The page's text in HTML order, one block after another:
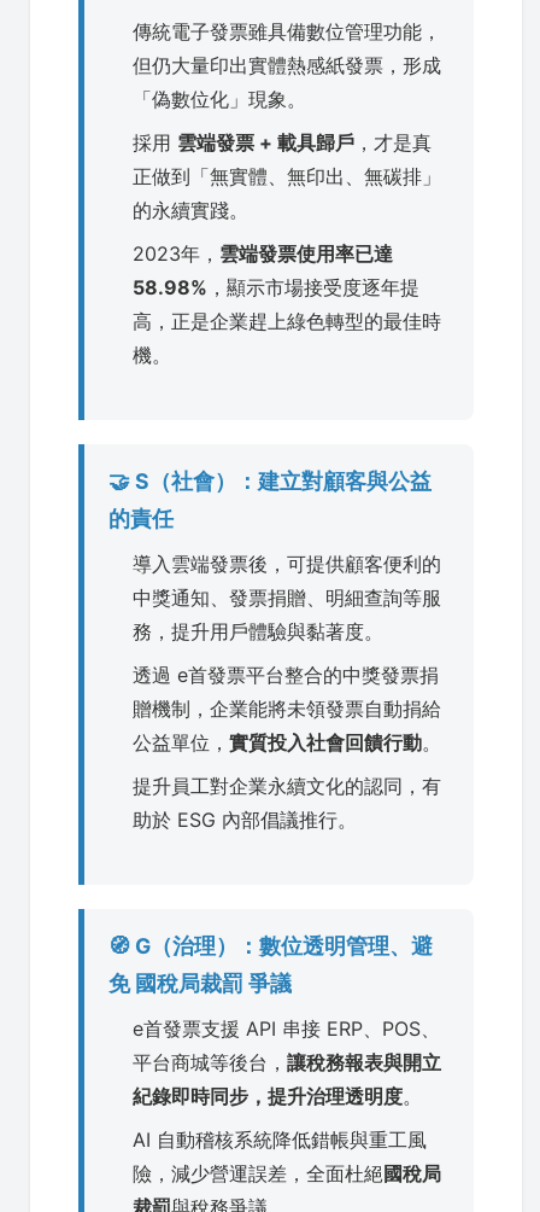
傳統電子發票雖具備數位管理功能，
但仍大量印出實體熱感紙發票，形成
「偽數位化」現象。
採用 雲端發票 + 載具歸戶 ，才是真
正做到「無實體、無印出、無碳排」
的永續實踐。
2023年， 雲端發票使用率已達
58.98% ，顯示市場接受度逐年提
高，正是企業趕上綠色轉型的最佳時
機。
🤝 S（社會）：建立對顧客與公益
的責任
導入雲端發票後，可提供顧客便利的
中獎通知、發票捐贈、明細查詢等服
務，提升用戶體驗與黏著度。
透過 e首發票平台整合的中獎發票捐
贈機制，企業能將未領發票自動捐給
公益單位， 實質投入社會回饋行動。
提升員工對企業永續文化的認同，有
助於 ESG 內部倡議推行。
🧭 G（治理）：數位透明管理、避
免 國稅局裁罰 爭議
e首發票支援 API 串接 ERP、POS、
平台商城等後台， 讓稅務報表與開立
紀錄即時同步，提升治理透明度。
AI 自動稽核系統降低錯帳與重工風
險，減少營運誤差，全面杜絕 國稅局
裁罰與稅務爭議。